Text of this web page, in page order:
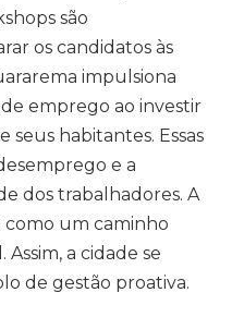
são
os candidatos às
impulsiona
emprego ao investir
seus habitantes. Essas
e a
dos trabalhadores. A
um caminho
a cidade se
de gestão proativa.